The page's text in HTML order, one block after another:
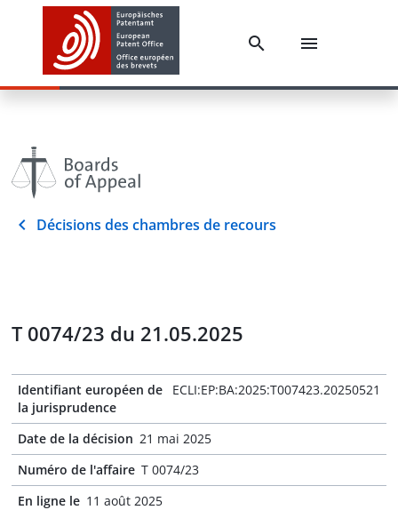
Décisions des chambres de recours
T 0074/23 du 21.05.2025
Identifiant européen de
la jurisprudence
ECLI:EP:BA:2025:T007423.20250521
Date de la décision 21 mai 2025
Numéro de l'affaire T 0074/23
En ligne le 11 août 2025